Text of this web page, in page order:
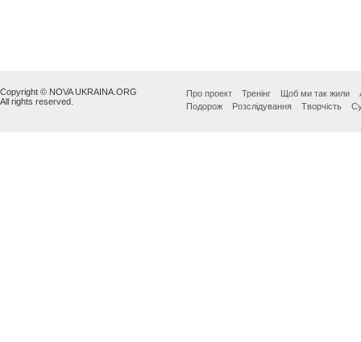
Copyright © NOVA UKRAINA.ORG
All rights reserved.
Про проект Тренінг Щоб ми так жили
Подорож
Розслідування Творчість